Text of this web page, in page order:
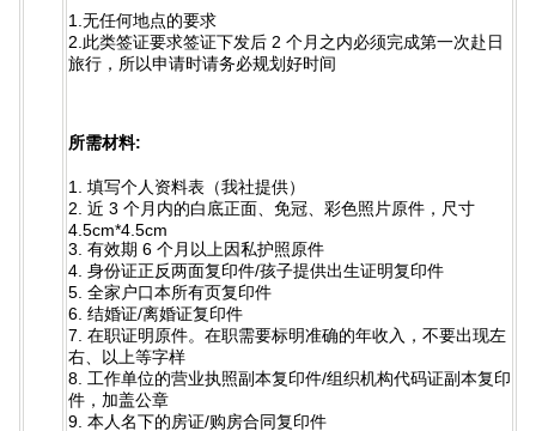
1.无任何地点的要求
2.此类签证要求签证下发后 2 个月之内必须完成第一次赴日
旅行，所以申请时请务必规划好时间
所需材料:
1. 填写个人资料表（我社提供）
2. 近 3 个月内的白底正面、免冠、彩色照片原件，尺寸
4.5cm*4.5cm
3. 有效期 6 个月以上因私护照原件
4. 身份证正反两面复印件/孩子提供出生证明复印件
5. 全家户口本所有页复印件
6. 结婚证/离婚证复印件
7. 在职证明原件。在职需要标明准确的年收入，不要出现左
右、以上等字样
8. 工作单位的营业执照副本复印件/组织机构代码证副本复印
件，加盖公章
9. 本人名下的房证/购房合同复印件